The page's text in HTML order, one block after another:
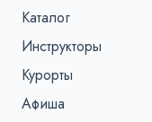
Каталог
Инструкторы
Курорты
Афиша